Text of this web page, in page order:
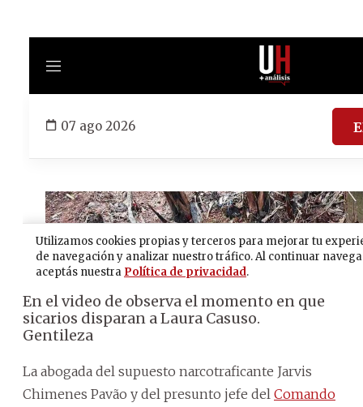
En el video de observa el momento en que
sicarios disparan a Laura Casuso.
Gentileza
La abogada del supuesto narcotraficante Jarvis
Chimenes Pavão y del presunto jefe del Comando